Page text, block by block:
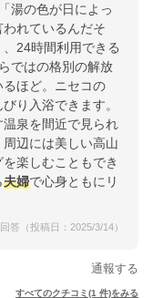
湯の色が日によっ
れているんだそ
24時間利用できる
ではの格別の解放
ほど。ニセコの
り入浴できます。
泉を間近で見られ
辺には美しい高山
楽しむこともでき
夫婦で心身ともにリ
答（投稿日：2025/3/14）
通報する
すべてのクチコミ(1 件)をみる